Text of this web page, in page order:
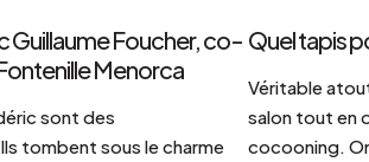
Guillaume Foucher, co-
Menorca
sont des
tombent sous le charme
Quel tapis
Véritable
salon tout en
cocooning.